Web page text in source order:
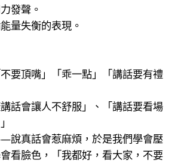
發聲。
量失衡的表現。
要頂嘴」「乖一點」「講話要有禮
話會讓人不舒服」、「講話要看場
說真話會惹麻煩，於是我們學會壓
看臉色，「我都好，看大家，不要